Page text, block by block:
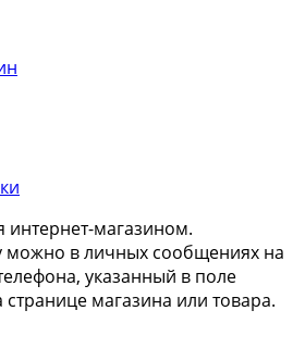
интернет-магазином.
можно в личных сообщениях на
, указанный в поле
магазина или товара.